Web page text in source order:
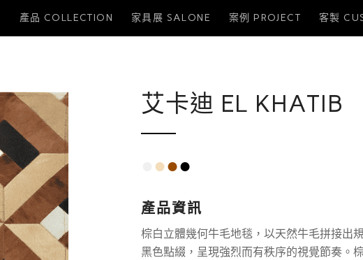
產品 COLLECTION 家具展 SALONE 案例 PROJECT 客製
艾卡迪 EL KHATIB
●●●
產品資訊
棕白立體幾何牛毛地毯，以天然牛毛拼接出
黑色點綴，呈現強烈而有秩序的視覺節奏。